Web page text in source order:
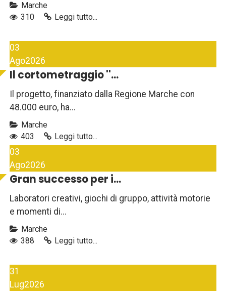
Marche
310
Leggi tutto...
03
Ago2026
Il cortometraggio ''...
Il progetto, finanziato dalla Regione Marche con
48.000 euro, ha...
Marche
403
Leggi tutto...
03
Ago2026
Gran successo per i...
Laboratori creativi, giochi di gruppo, attività motorie
e momenti di...
Marche
388
Leggi tutto...
31
Lug2026